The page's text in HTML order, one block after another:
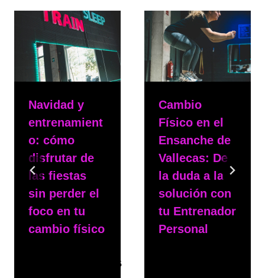
Navidad y
entrenamient
o: cómo
disfrutar de
las fiestas
sin perder el
foco en tu
cambio físico
15 de diciembre de 2025
Cambio
Físico en el
Ensanche de
Vallecas: De
la duda a la
solución con
tu Entrenador
Personal